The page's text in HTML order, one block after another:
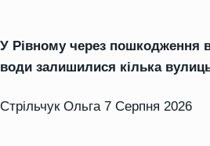
У Рівному через пошкодження
води залишилися кілька
Стрільчук Ольга 7 Серпня 2026